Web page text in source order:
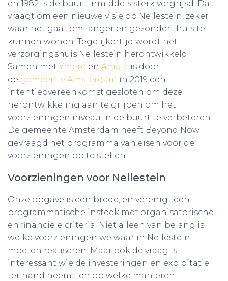
en 1982 is de buurt inmiddels sterk vergrijsd. Dat
vraagt om een nieuwe visie op Nellestein, zeker
waar het gaat om langer en gezonder thuis te
kunnen wonen. Tegelijkertijd wordt het
verzorgingshuis Nellestein herontwikkeld.
Samen metYmere en Amsta is door
de gemeente Amsterdam in 2019 een
intentieovereenkomst gesloten om deze
herontwikkeling aan te grijpen om het
voorzieningen niveau in de buurt te verbeteren.
De gemeente Amsterdam heeft Beyond Now
gevraagd het programma van eisen voor de
voorzieningen op te stellen.
Voorzieningen voor Nellestein
Onze opgave is een brede, en verenigt een
programmatische insteek met organisatorische
en financiële criteria. Niet alleen van belang is
welke voorzieningen we waar in Nellestein
moeten realiseren. Maar ook de vraag is
interessant wie de investeringen en exploitatie
ter hand neemt, en op welke manieren